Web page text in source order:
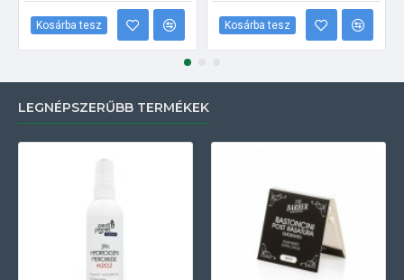
Kosárba tesz Kosárba tesz
LEGNÉPSZERŰBB TERMÉKEK